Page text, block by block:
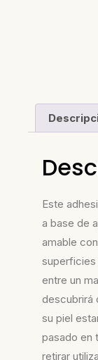
Este
a base de
amable
superficies
entre un
descubrirá
su piel
pasado en
retirar